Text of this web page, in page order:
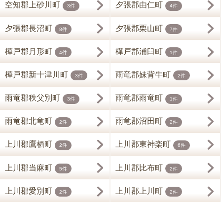
空知郡上砂川町 3件 夕張郡由仁町 4件
夕張郡長沼町 8件 夕張郡栗山町 7件
樺戸郡月形町 4件 樺戸郡浦臼町 1件
樺戸郡新十津川町 3件 雨竜郡妹背牛町 2件
雨竜郡秩父別町 3件 雨竜郡雨竜町 1件
雨竜郡北竜町 2件 雨竜郡沼田町 2件
上川郡鷹栖町 2件 上川郡東神楽町 6件
上川郡当麻町 5件 上川郡比布町 2件
上川郡愛別町 2件 上川郡上川町 2件